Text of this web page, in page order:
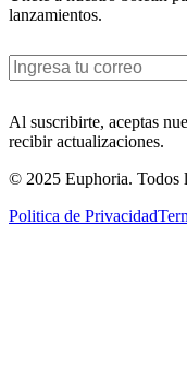
lanzamientos.
Al suscribirte, aceptas
recibir actualizaciones.
© 2025 Euphoria. Todos
Politica de Privacidad